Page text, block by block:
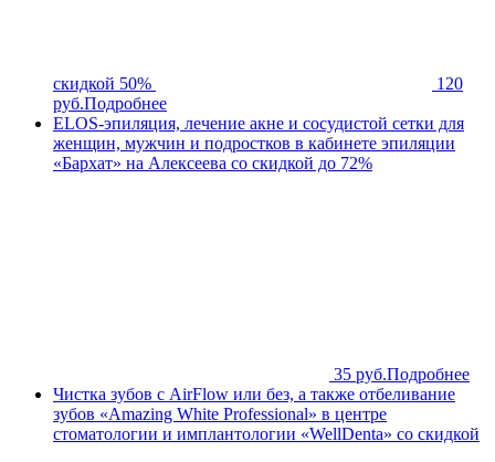
скидкой 50%
120
руб.Подробнее
ELOS-эпиляция, лечение акне и сосудистой сетки для
женщин, мужчин и подростков в кабинете эпиляции
«Бархат» на Алексеева со скидкой до 72%
35 руб.Подробнее
Чистка зубов с AirFlow или без, а также отбеливание
зубов «Amazing White Professional» в центре
стоматологии и имплантологии «WellDenta» со скидкой